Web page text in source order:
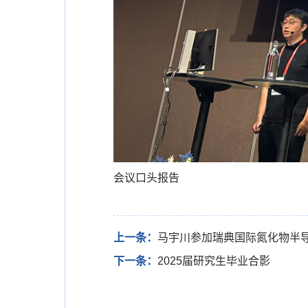
会议口头报告
上一条： 马宇川参加瑞典国际氮化物半
下一条： 2025届研究生毕业合影